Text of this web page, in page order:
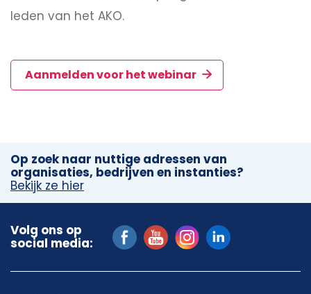
leden van het AKO.
Aanmelden voor het webinar
Op zoek naar nuttige adressen van
organisaties, bedrijven en instanties?
Bekijk ze hier
Volg ons op
social media: